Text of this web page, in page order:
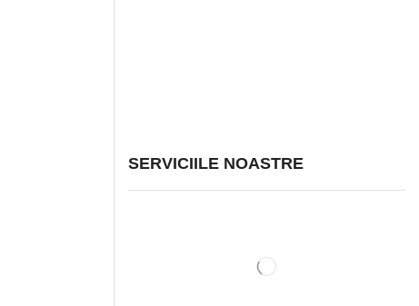
SERVICIILE NOASTRE